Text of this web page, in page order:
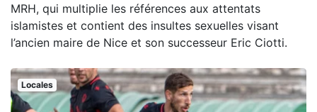
MRH, qui multiplie les références aux attentats
islamistes et contient des insultes sexuelles visant
l’ancien maire de Nice et son successeur Eric Ciotti.
Locales